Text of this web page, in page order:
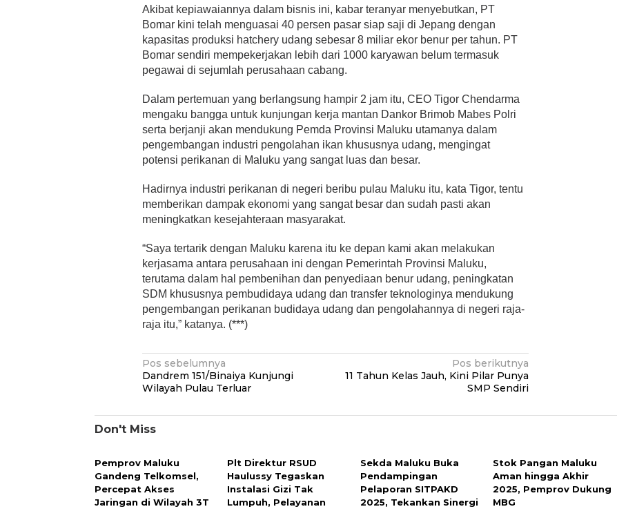
Akibat kepiawaiannya dalam bisnis ini, kabar teranyar menyebutkan, PT
Bomar kini telah menguasai 40 persen pasar siap saji di Jepang dengan
kapasitas produksi hatchery udang sebesar 8 miliar ekor benur per tahun. PT
Bomar sendiri mempekerjakan lebih dari 1000 karyawan belum termasuk
pegawai di sejumlah perusahaan cabang.
Dalam pertemuan yang berlangsung hampir 2 jam itu, CEO Tigor Chendarma
mengaku bangga untuk kunjungan kerja mantan Dankor Brimob Mabes Polri
serta berjanji akan mendukung Pemda Provinsi Maluku utamanya dalam
pengembangan industri pengolahan ikan khususnya udang, mengingat
potensi perikanan di Maluku yang sangat luas dan besar.
Hadirnya industri perikanan di negeri beribu pulau Maluku itu, kata Tigor, tentu
memberikan dampak ekonomi yang sangat besar dan sudah pasti akan
meningkatkan kesejahteraan masyarakat.
“Saya tertarik dengan Maluku karena itu ke depan kami akan melakukan
kerjasama antara perusahaan ini dengan Pemerintah Provinsi Maluku,
terutama dalam hal pembenihan dan penyediaan benur udang, peningkatan
SDM khususnya pembudidaya udang dan transfer teknologinya mendukung
pengembangan perikanan budidaya udang dan pengolahannya di negeri raja-
raja itu,” katanya. (***)
Navigasi
pos
Pos sebelumnya
Dandrem 151/Binaiya Kunjungi
Wilayah Pulau Terluar
Pos berikutnya
11 Tahun Kelas Jauh, Kini Pilar Punya
SMP Sendiri
Don't Miss
Pemprov Maluku
Gandeng Telkomsel,
Percepat Akses
Jaringan di Wilayah 3T
Plt Direktur RSUD
Haulussy Tegaskan
Instalasi Gizi Tak
Lumpuh, Pelayanan
Sekda Maluku Buka
Pendampingan
Pelaporan SITPAKD
2025, Tekankan Sinergi
Stok Pangan Maluku
Aman hingga Akhir
2025, Pemprov Dukung
MBG